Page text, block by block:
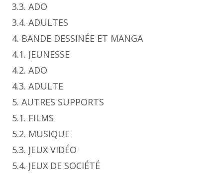
3.3. ADO
3.4. ADULTES
4. BANDE DESSINÉE ET MANGA
4.1. JEUNESSE
4.2. ADO
4.3. ADULTE
5. AUTRES SUPPORTS
5.1. FILMS
5.2. MUSIQUE
5.3. JEUX VIDÉO
5.4. JEUX DE SOCIÉTÉ